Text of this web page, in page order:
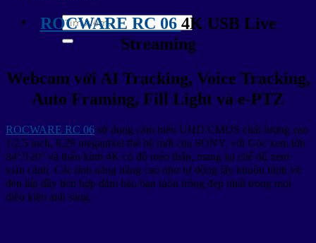
Tìm
kiếm:
ROCWARE RC 06 4K USB Live
Streaming
Webcam với AI Tracking, Voice Tracking,
Auto Framing, Fill Light và e-PTZ
ROCWARE RC 06 sử dụng cảm biến UHD CMOS chất lượng cao
1/2,5 inch, 8,29 megapixel thế hệ mới của SONY, với Góc xem lớn
84°/120° và thấu kính 4K có độ méo thấp, mang lại chế độ xem
toàn cảnh. Các tính năng nâng cao như tự động lấy khuôn hình và
đèn lấp đầy tích hợp đảm bảo bạn luôn trông đẹp nhất trong mọi
điều kiện ánh sáng.